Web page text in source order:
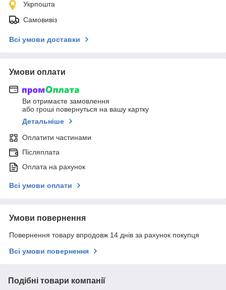
Укрпошта
Самовивіз
Всі умови доставки
Умови оплати
Ви отримаєте замовлення
або гроші повернуться на вашу картку
Детальніше
Оплатити частинами
Післяплата
Оплата на рахунок
Всі умови оплати
Умови повернення
Повернення товару впродовж 14 днів за рахунок покупця
Всі умови повернення
Подібні товари компанії